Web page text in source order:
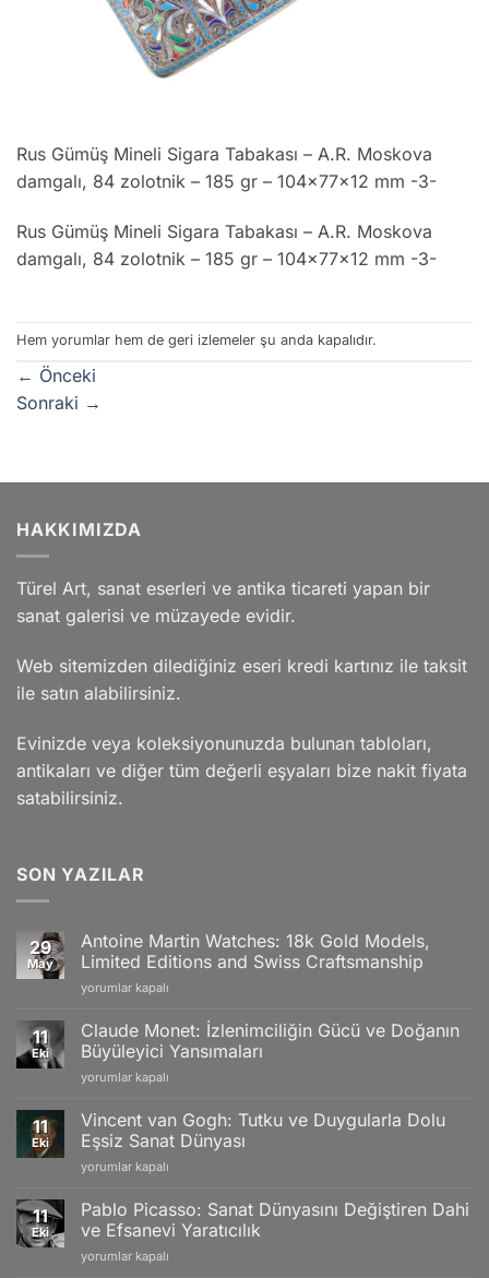
Rus Gümüş Mineli Sigara Tabakası – A.R. Moskova
damgalı, 84 zolotnik – 185 gr – 104x77x12 mm -3-
Rus Gümüş Mineli Sigara Tabakası – A.R. Moskova
damgalı, 84 zolotnik – 185 gr – 104x77x12 mm -3-
Hem yorumlar hem de geri izlemeler şu anda kapalıdır.
← Önceki
Sonraki →
HAKKIMIZDA
Türel Art, sanat eserleri ve antika ticareti yapan bir
sanat galerisi ve müzayede evidir.
Web sitemizden dilediğiniz eseri kredi kartınız ile taksit
ile satın alabilirsiniz.
Evinizde veya koleksiyonunuzda bulunan tabloları,
antikaları ve diğer tüm değerli eşyaları bize nakit fiyata
satabilirsiniz.
SON YAZILAR
29
May
Antoine Martin Watches: 18k Gold Models,
Limited Editions and Swiss Craftsmanship
Antoine
Watches:
18k
Gold
Models,
Editions
and
Swiss
Craftsmanship
yorumlar kapalı
11
Eki
Claude Monet: İzlenimciliğin Gücü ve Doğanın
Büyüleyici Yansımaları
Claude
İzlenimciliğin
Gücü
ve
Doğanın
Yansımaları
için
yorumlar kapalı
11
Eki
Vincent van Gogh: Tutku ve Duygularla Dolu
Eşsiz Sanat Dünyası
Vincent
Gogh:
Tutku
ve
Duygularla
yorumlar kapalı
11
Eki
Pablo Picasso: Sanat Dünyasını Değiştiren Dahi
ve Efsanevi Yaratıcılık
Pablo
yorumlar kapalı